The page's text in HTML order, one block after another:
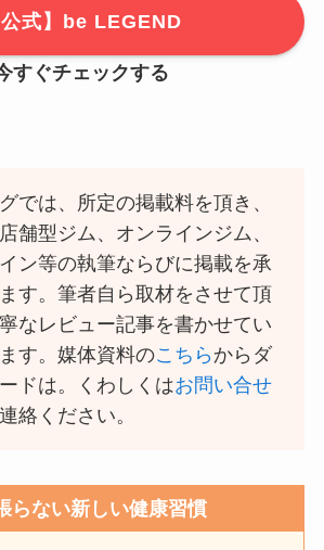
公式】be LEGEND
すぐチェックする
では、所定の掲載料を頂き、
舗型ジム、オンラインジム、
ン等の執筆ならびに掲載を承
す。筆者自ら取材をさせて頂
なレビュー記事を書かせてい
す。媒体資料のこちら からダ
ドは。くわしくはお問い合せ
絡ください。
らない新しい健康習慣